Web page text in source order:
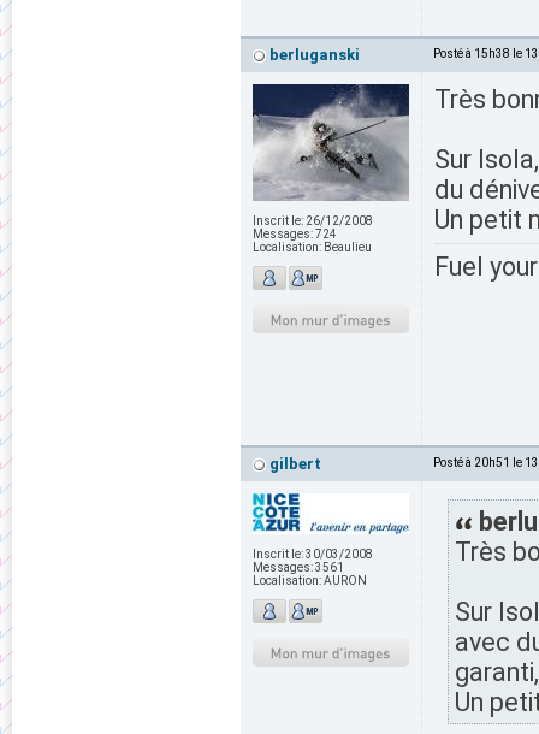
berluganski Posté à 15h38 le
Inscrit le: 26/12/2008
Messages:724
Localisation: Beaulieu
Très
Sur
du
Un petit
Fuel
gilbert Posté à 20h51 le
Inscrit le:30/03/2008
Messages:3561
Localisation:AURON
Très
Sur
avec
Un